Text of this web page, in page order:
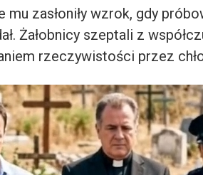
mu zasłoniły wzrok, gdy
Żałobnicy szeptali z
rzeczywistości przez